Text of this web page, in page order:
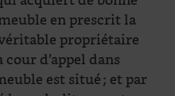
en prescrit la
propriétaire
d’appel dans
est situé ; et par